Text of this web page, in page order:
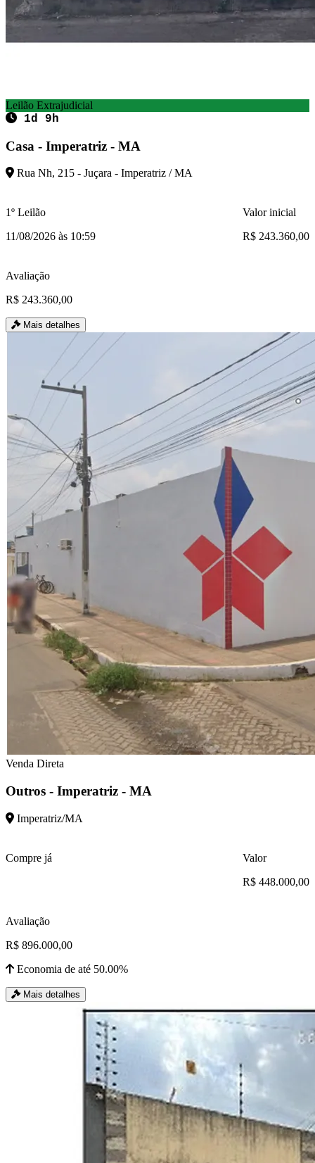
Leilão Extrajudicial
1d 9h
Casa - Imperatriz - MA
Rua Nh, 215 - Juçara - Imperatriz / MA
1º Leilão
11/08/2026 às 10:59
Valor inicial
R$ 243.360,00
Avaliação
R$ 243.360,00
Mais detalhes
Venda Direta
Outros - Imperatriz - MA
Imperatriz/MA
Compre já
Valor
R$ 448.000,00
Avaliação
R$ 896.000,00
Economia de até 50.00%
Mais detalhes